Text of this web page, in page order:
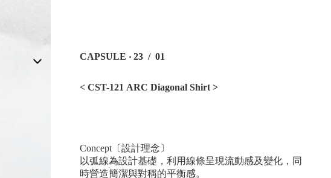
CAPSULE ‧ 23 / 01
< CST-121 ARC Diagonal Shirt >
Concept〔設計理念〕
以弧線為設計基礎，利用線條呈現流動感及變化，同
時營造簡潔與對稱的平衡感。